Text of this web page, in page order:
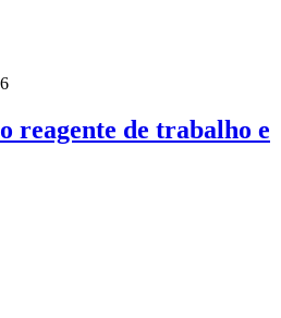
reagente de trabalho e